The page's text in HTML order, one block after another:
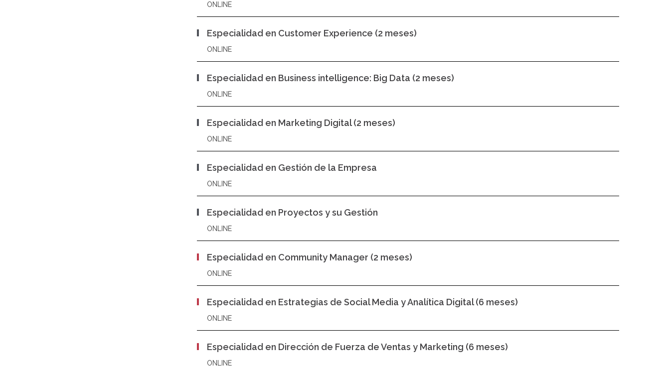
ONLINE
Especialidad en Customer Experience (2 meses)
ONLINE
Especialidad en Business intelligence: Big Data (2 meses)
ONLINE
Especialidad en Marketing Digital (2 meses)
ONLINE
Especialidad en Gestión de la Empresa
ONLINE
Especialidad en Proyectos y su Gestión
ONLINE
Especialidad en Community Manager (2 meses)
ONLINE
Especialidad en Estrategias de Social Media y Analítica Digital (6 meses)
ONLINE
Especialidad en Dirección de Fuerza de Ventas y Marketing (6 meses)
ONLINE